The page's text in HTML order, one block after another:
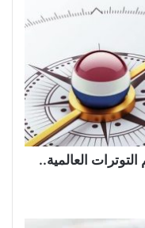
العالمية..